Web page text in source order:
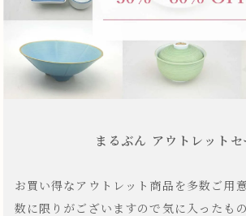
まるぶん アウトレットセ
お買い得なアウトレット商品を多数ご用
数に限りがございますので気に入ったも